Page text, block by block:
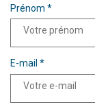
Prénom *
E-mail *